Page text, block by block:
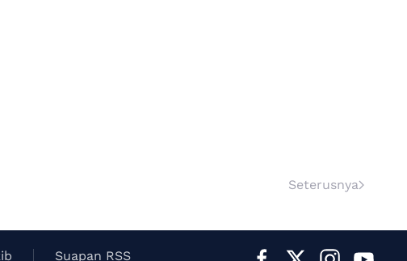
Seterusnya
Suapan RSS